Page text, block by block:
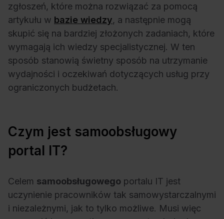
zgłoszeń, które można rozwiązać za pomocą
artykułu w bazie wiedzy, a następnie mogą
skupić się na bardziej złożonych zadaniach, które
wymagają ich wiedzy specjalistycznej. W ten
sposób stanowią świetny sposób na utrzymanie
wydajności i oczekiwań dotyczących usług przy
ograniczonych budżetach.
Czym jest samoobsługowy
portal IT?
Celem samoobsługowego portalu IT jest
uczynienie pracowników tak samowystarczalnymi
i niezależnymi, jak to tylko możliwe. Musi więc